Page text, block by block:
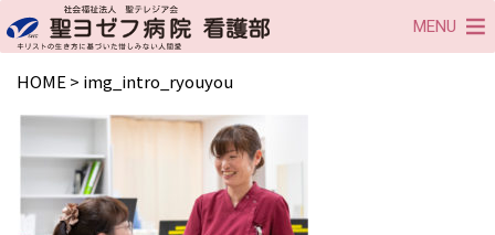
MENU
HOME > img_intro_ryouyou